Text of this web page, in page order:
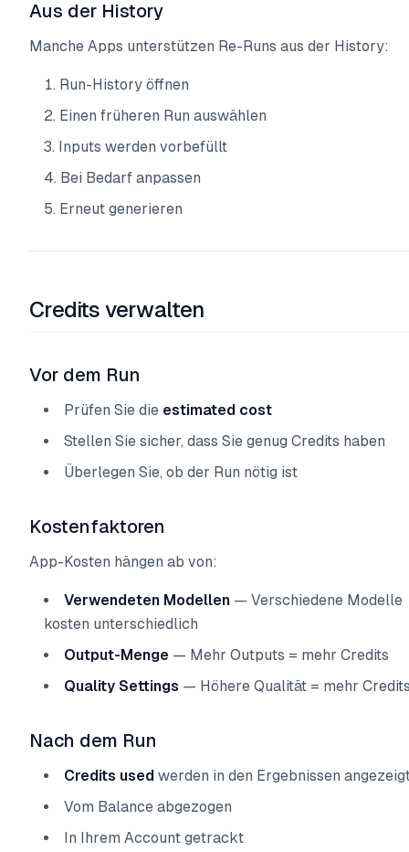
Aus der History
Manche Apps unterstützen Re-Runs aus der History:
Run-History öffnen
Einen früheren Run auswählen
Inputs werden vorbefüllt
Bei Bedarf anpassen
Erneut generieren
Credits verwalten
Vor dem Run
Prüfen Sie die estimated cost
Stellen Sie sicher, dass Sie genug Credits haben
Überlegen Sie, ob der Run nötig ist
Kostenfaktoren
App-Kosten hängen ab von:
Verwendeten Modellen — Verschiedene Modelle
kosten unterschiedlich
Output-Menge — Mehr Outputs = mehr Credits
Quality Settings — Höhere Qualität = mehr
Nach dem Run
Credits used werden in den Ergebnissen
Vom Balance abgezogen
In Ihrem Account getrackt